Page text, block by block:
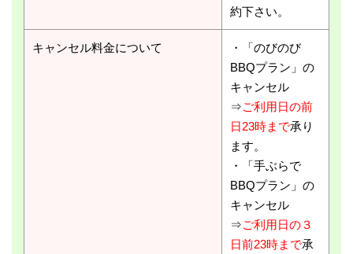
約下さい。
キャンセル料金について
・「のびのび
BBQプラン」の
キャンセル
⇒ご利用日の前
日23時まで承り
ます。
・「手ぶらで
BBQプラン」の
キャンセル
⇒ご利用日の３
日前23時まで承